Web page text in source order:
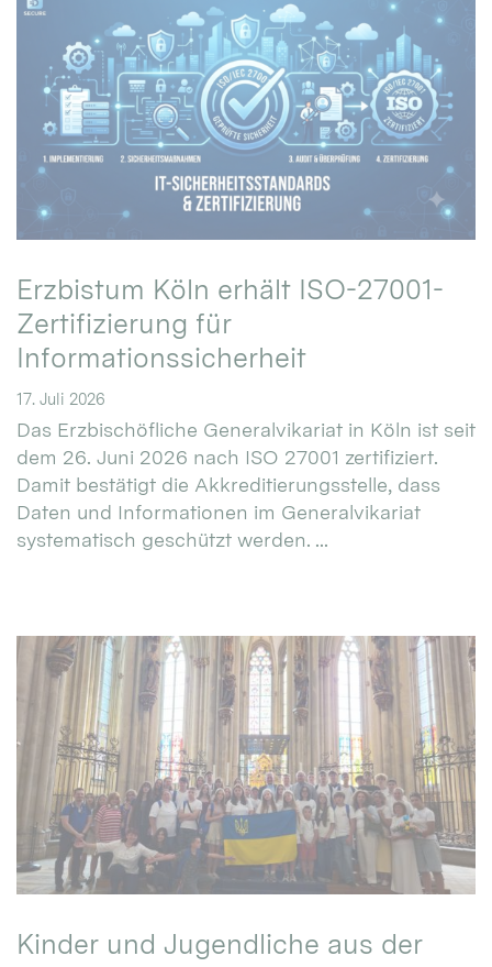
Erzbistum Köln erhält ISO-27001-
Zertifizierung für
Informationssicherheit
17. Juli 2026
Das Erzbischöfliche Generalvikariat in Köln ist seit
dem 26. Juni 2026 nach ISO 27001 zertifiziert.
Damit bestätigt die Akkreditierungsstelle, dass
Daten und Informationen im Generalvikariat
systematisch geschützt werden. ...
Kinder und Jugendliche aus der